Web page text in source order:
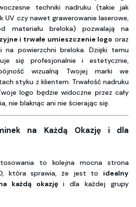
techniki nadruku (takie jak
UV czy nawet grawerowanie laserowe,
materiału breloka) pozwalają na
i trwałe umieszczenie logo oraz
na powierzchni breloka. Dzięki temu
się profesjonalnie i estetycznie,
wizualną Twojej marki we
styku z klientem. Trwałość nadruku
logo będzie widoczne przez cały
nie blaknąc ani nie ścierając się.
na Każdą Okazję i dla
to kolejna mocna strona
która sprawia, że jest to idealny
każdą okazjęi dla każdej grupy